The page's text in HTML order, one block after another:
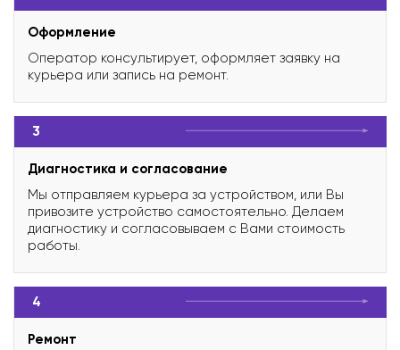
Оформление
Оператор консультирует, оформляет заявку на
курьера или запись на ремонт.
3
Диагностика и согласование
Мы отправляем курьера за устройством, или Вы
привозите устройство самостоятельно. Делаем
диагностику и согласовываем с Вами стоимость
работы.
4
Ремонт